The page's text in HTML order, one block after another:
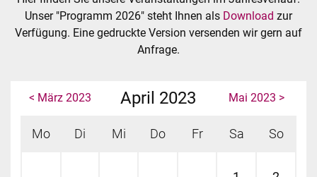
Unser "Programm 2026" steht Ihnen als Download zur
Verfügung. Eine gedruckte Version versenden wir gern auf
Anfrage.
< März 2023 April 2023 Mai 2023 >
Mo Di Mi Do Fr Sa So